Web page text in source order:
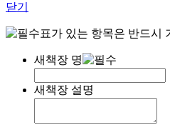
닫기
표가 있는 항목은 반드시
새책장 명
새책장 설명